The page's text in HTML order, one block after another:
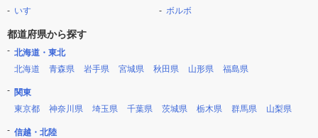
いすゞ
ボルボ
都道府県から探す
北海道・東北
北海道
青森県 岩手県 宮城県 秋田県 山形県 福島県
関東
東京都
神奈川県 埼玉県 千葉県 茨城県 栃木県 群馬県 山梨県
信越・北陸